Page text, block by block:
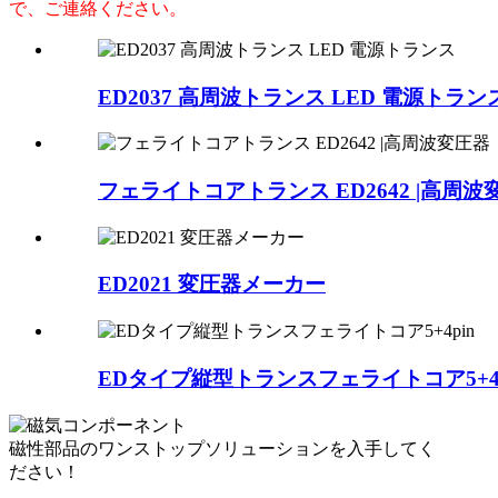
で、ご連絡ください。
ED2037 高周波トランス LED 電源トラン
フェライトコアトランス ED2642 |高周波
ED2021 変圧器メーカー
EDタイプ縦型トランスフェライトコア
磁性部品のワンストップソリューションを入手してく
ださい！